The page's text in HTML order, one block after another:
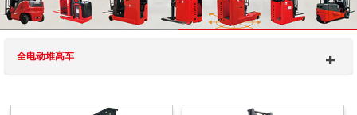
全电动堆高车